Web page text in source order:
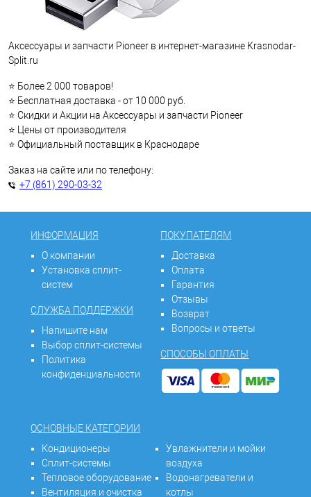
Аксессуары и запчасти Pioneer в интернет-магазине Krasnodar-
Split.ru
⭐ Более 2 000 товаров!
⭐ Бесплатная доставка - от 10 000 руб.
⭐ Скидки и Акции на Аксессуары и запчасти Pioneer
⭐ Цены от производителя
⭐ Официальный поставщик в Краснодаре
Заказ на сайте или по телефону:
+7 (861) 290-03-32
ИНФОРМАЦИЯ
О компании
Установка сплит-
систем
СЛУЖБА ПОДДЕРЖКИ
Напишите нам
Выбор сплит-системы
Политика
конфиденциальности
ПОКУПАТЕЛЯМ
Доставка
Оплата
Гарантия
Отзывы
Возврат
Вопросы и ответы
СПОСОБЫ ОПЛАТЫ
ОСНОВНЫЕ КАТЕГОРИИ
Кондиционеры
Сплит-системы
Тепловое оборудование
Вентиляция и очистка
Увлажнители и мойки
воздуха
Водонагреватели и
котлы